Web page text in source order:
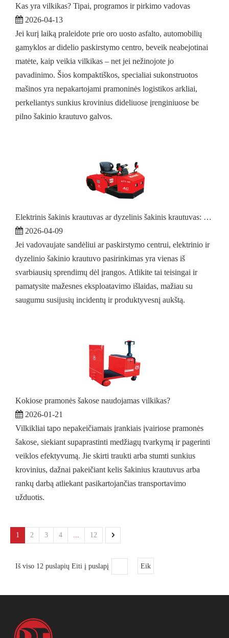
Kas yra vilkikas? Tipai, programos ir pirkimo vadovas
2026-04-13
Jei kurį laiką praleidote prie oro uosto asfalto, automobilių
gamyklos ar didelio paskirstymo centro, beveik neabejotinai
matėte, kaip veikia vilkikas – net jei nežinojote jo
pavadinimo. Šios kompaktiškos, specialiai sukonstruotos
mašinos yra nepakartojami pramoninės logistikos arkliai,
perkeliantys sunkius krovinius dideliuose įrenginiuose be
pilno šakinio krautuvo galvos.
Elektrinis šakinis krautuvas ar dyzelinis šakinis krautuvas: kuris tinka jūsų sandėliui?
2026-04-09
Jei vadovaujate sandėliui ar paskirstymo centrui, elektrinio ir
dyzelinio šakinio krautuvo pasirinkimas yra vienas iš
svarbiausių sprendimų dėl įrangos. Atlikite tai teisingai ir
pamatysite mažesnes eksploatavimo išlaidas, mažiau su
saugumu susijusių incidentų ir produktyvesnį aukštą.
Kokiose pramonės šakose naudojamas vilkikas?
2026-01-21
Vilkikliai tapo nepakeičiamais įrankiais įvairiose pramonės
šakose, siekiant supaprastinti medžiagų tvarkymą ir pagerinti
veiklos efektyvumą. Jie skirti traukti arba stumti sunkius
krovinius, dažnai pakeičiant kelis šakinius krautuvus arba
rankų darbą atliekant pasikartojančias transportavimo
užduotis.
1 2 3 4 ... 12
Iš viso 12 puslapių Eiti į puslapį Eik